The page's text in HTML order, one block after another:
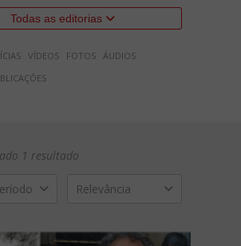
Todas as editorias
VÍDEOS FOTOS ÁUDIOS
1 resultado
Relevância